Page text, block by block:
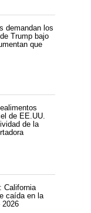
demandan los
Trump bajo
que
de EE.UU.
de la
California
caída en la
2026